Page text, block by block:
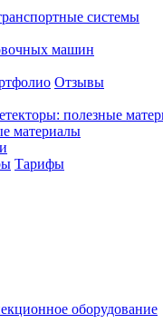
системы
машин
Отзывы
полезные
материалы
Тарифы
оборудование